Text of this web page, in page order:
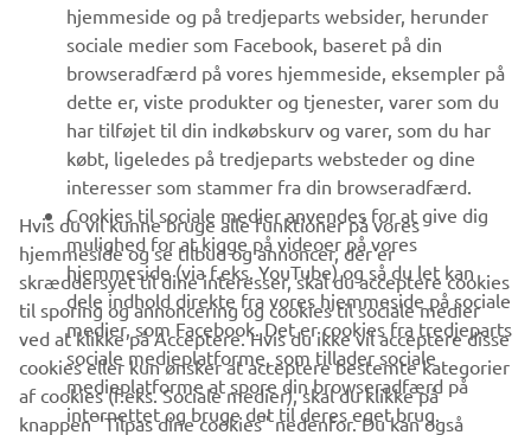
SUPPORT
NYHEDSBREV
Vær den første til at få besked om de seneste tilbud, særlige
arrangementer, nye udgivelser og meget mere.
TILMELD DIG
Læs vores privatlivspolitik for at lære, hvordan vi behandler dine
personlige data:Privatlivspolitik
hjemmeside og på tredjeparts websider, herunder
sociale medier som Facebook, baseret på din
browseradfærd på vores hjemmeside, eksempler på
dette er, viste produkter og tjenester, varer som du
har tilføjet til din indkøbskurv og varer, som du har
købt, ligeledes på tredjeparts websteder og dine
interesser som stammer fra din browseradfærd.
Cookies til sociale medier anvendes for at give dig
mulighed for at kigge på videoer på vores
hjemmeside (via f.eks. YouTube) og så du let kan
dele indhold direkte fra vores hjemmeside på sociale
medier, som Facebook. Det er cookies fra tredjeparts
sociale medieplatforme, som tillader sociale
medieplatforme at spore din browseradfærd på
internettet og bruge det til deres eget brug.
Hvis du vil kunne bruge alle funktioner på vores
hjemmeside og se tilbud og annoncer, der er
skræddersyet til dine interesser, skal du acceptere cookies
til sporing og annoncering og cookies til sociale medier
ved at klikke på Acceptere. Hvis du ikke vil acceptere disse
cookies eller kun ønsker at acceptere bestemte kategorier
af cookies (f.eks. Sociale medier), skal du klikke på
knappen "Tilpas dine cookies" nedenfor. Du kan også